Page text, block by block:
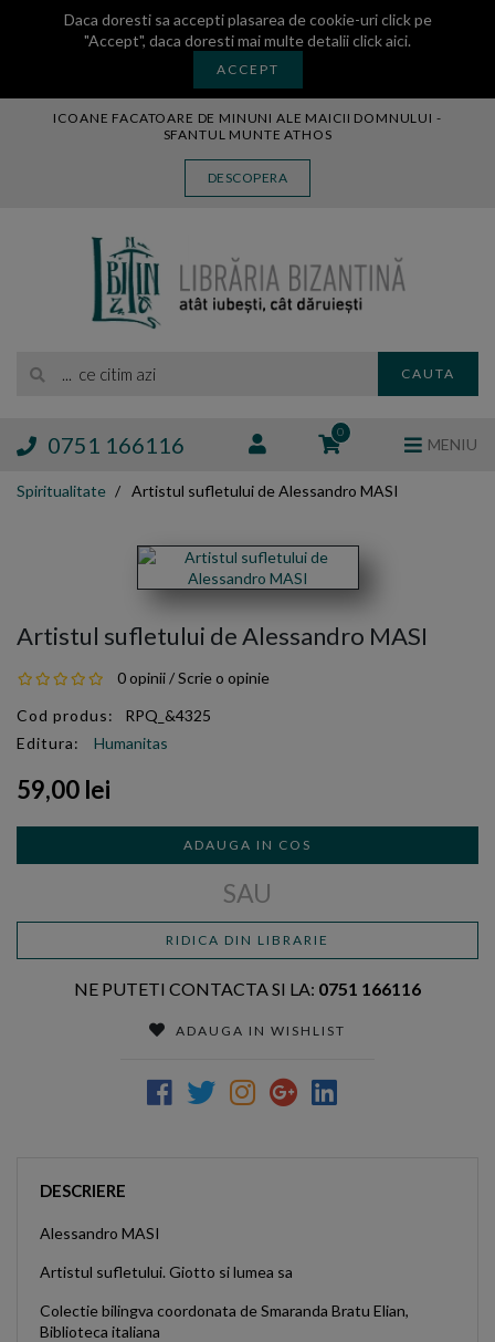
Daca doresti sa accepti plasarea de cookie-uri click pe
"Accept", daca doresti mai multe detaliiclick aici.
ACCEPT
ICOANE FACATOARE DE MINUNI ALE MAICII DOMNULUI -
SFANTUL MUNTE ATHOS
DESCOPERA
CAUTA
0751 166116 0
MENIU
MANASTIREA VATOPEDI
BLOG
TAMAIE
Spiritualitate Artistul sufletului de Alessandro MASI
Artistul sufletului de Alessandro MASI
0 opinii/Scrie o opinie
Cod produs:
RPQ_&4325
Editura:
Humanitas
59,00 lei
ADAUGA IN COS
SAU
RIDICA DIN LIBRARIE
NE PUTETI CONTACTA SI LA: 0751 166116
ADAUGA IN WISHLIST
DESCRIERE
Alessandro MASI
Artistul sufletului. Giotto si lumea sa
Colectie bilingva coordonata de Smaranda Bratu Elian,
Biblioteca italiana